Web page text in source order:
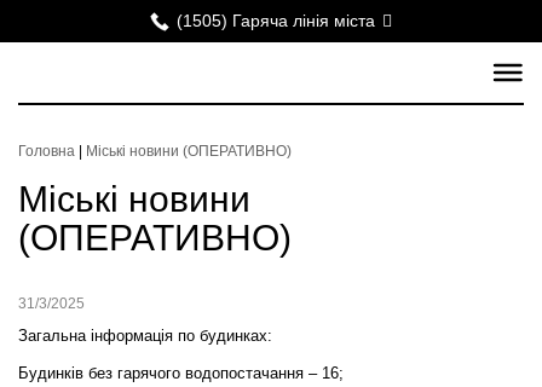
(1505) Гаряча лінія міста
Головна Міські новини (ОПЕРАТИВНО)
Міські новини
(ОПЕРАТИВНО)
31/3/2025
Загальна інформація по будинках:
Будинків без гарячого водопостачання – 16;